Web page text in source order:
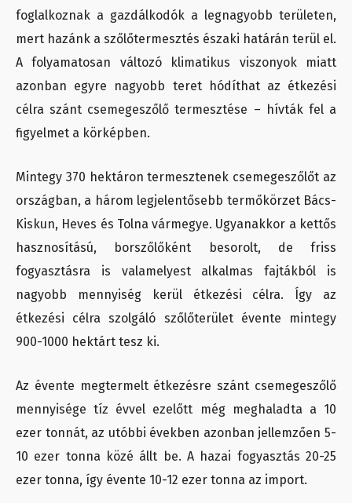
foglalkoznak a gazdálkodók a legnagyobb területen,
mert hazánk a szőlőtermesztés északi határán terül el.
A folyamatosan változó klimatikus viszonyok miatt
azonban egyre nagyobb teret hódíthat az étkezési
célra szánt csemegeszőlő termesztése – hívták fel a
figyelmet a körképben.
Mintegy 370 hektáron termesztenek csemegeszőlőt az
országban, a három legjelentősebb termőkörzet Bács-
Kiskun, Heves és Tolna vármegye. Ugyanakkor a kettős
hasznosítású, borszőlőként besorolt, de friss
fogyasztásra is valamelyest alkalmas fajtákból is
nagyobb mennyiség kerül étkezési célra. Így az
étkezési célra szolgáló szőlőterület évente mintegy
900-1000 hektárt tesz ki.
Az évente megtermelt étkezésre szánt csemegeszőlő
mennyisége tíz évvel ezelőtt még meghaladta a 10
ezer tonnát, az utóbbi években azonban jellemzően 5-
10 ezer tonna közé állt be. A hazai fogyasztás 20-25
ezer tonna, így évente 10-12 ezer tonna az import.